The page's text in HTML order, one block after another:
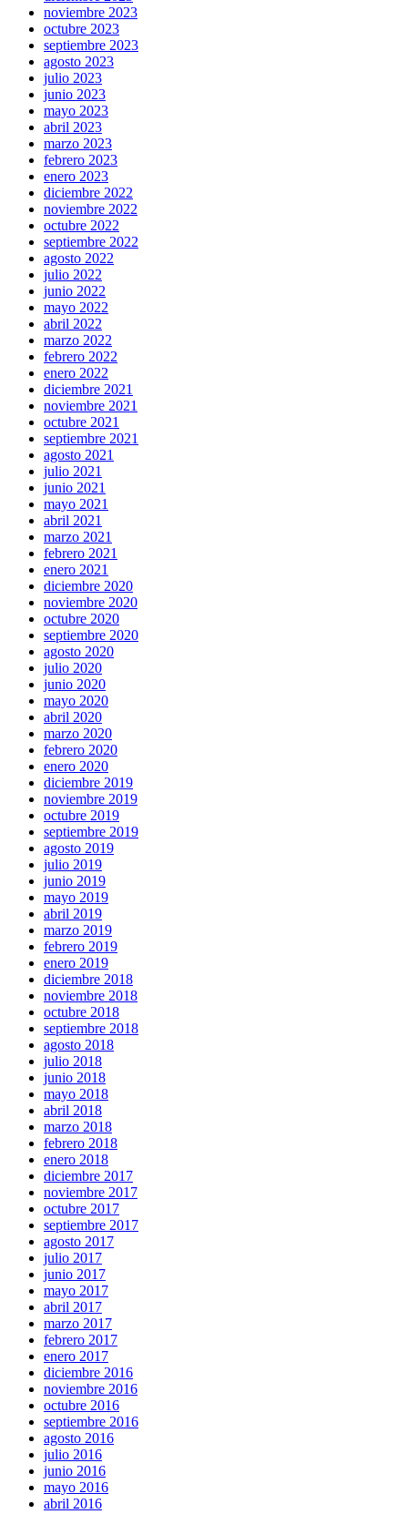
noviembre 2023
octubre 2023
septiembre 2023
agosto 2023
julio 2023
junio 2023
mayo 2023
abril 2023
marzo 2023
febrero 2023
enero 2023
diciembre 2022
noviembre 2022
octubre 2022
septiembre 2022
agosto 2022
julio 2022
junio 2022
mayo 2022
abril 2022
marzo 2022
febrero 2022
enero 2022
diciembre 2021
noviembre 2021
octubre 2021
septiembre 2021
agosto 2021
julio 2021
junio 2021
mayo 2021
abril 2021
marzo 2021
febrero 2021
enero 2021
diciembre 2020
noviembre 2020
octubre 2020
septiembre 2020
agosto 2020
julio 2020
junio 2020
mayo 2020
abril 2020
marzo 2020
febrero 2020
enero 2020
diciembre 2019
noviembre 2019
octubre 2019
septiembre 2019
agosto 2019
julio 2019
junio 2019
mayo 2019
abril 2019
marzo 2019
febrero 2019
enero 2019
diciembre 2018
noviembre 2018
octubre 2018
septiembre 2018
agosto 2018
julio 2018
junio 2018
mayo 2018
abril 2018
marzo 2018
febrero 2018
enero 2018
diciembre 2017
noviembre 2017
octubre 2017
septiembre 2017
agosto 2017
julio 2017
junio 2017
mayo 2017
abril 2017
marzo 2017
febrero 2017
enero 2017
diciembre 2016
noviembre 2016
octubre 2016
septiembre 2016
agosto 2016
julio 2016
junio 2016
mayo 2016
abril 2016